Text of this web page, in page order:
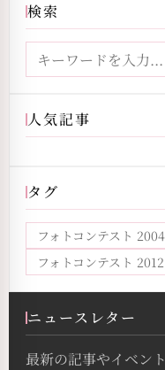
検索
人気記事
タグ
フォトコンテスト 2004
フォトコンテスト 2012
ニュースレター
最新の記事やイベン